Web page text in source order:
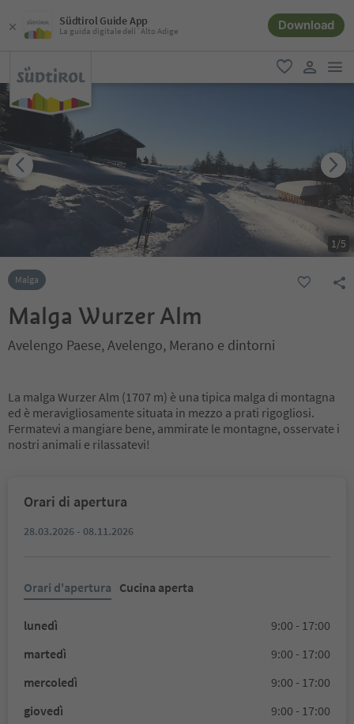
Südtirol Guide App
La guida digitale dell´Alto Adige Download
favoriti
user link
1/5
Malga
Malga Wurzer Alm
Avelengo Paese, Avelengo, Merano e dintorni
La malga Wurzer Alm (1707 m) è una tipica malga di montagna
ed è meravigliosamente situata in mezzo a prati rigogliosi.
Fermatevi a mangiare bene, ammirate le montagne, osservate i
nostri animali e rilassatevi!
Orari di apertura
28.03.2026 - 08.11.2026
Orari d'apertura Cucina aperta
lunedì
9:00 - 17:00
martedì
9:00 - 17:00
mercoledì
9:00 - 17:00
giovedì
9:00 - 17:00